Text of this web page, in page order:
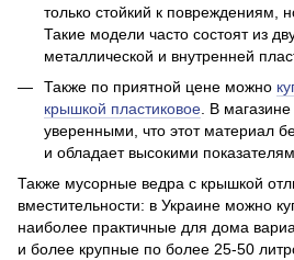
только стойкий к повреждениям,
Такие модели часто состоят из
металлической и внутренней
Также по приятной цене можно
крышкой пластиковое . В
уверенными, что этот материал
и обладает высокими
Также мусорные ведра с крышкой
вместительности: в Украине можно
наиболее практичные для дома
и более крупные по более 25-50